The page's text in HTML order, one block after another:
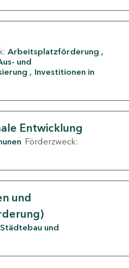
Arbeitsplatzförderung
und
Investitionen in
Entwicklung
Förderzweck:
und
Städtebau und